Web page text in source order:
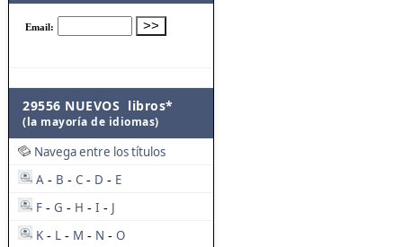
29556 NUEVOS libros*
(la mayoría de idiomas)
Navega entre los títulos
A - B - C - D - E
F - G - H - I - J
K - L - M - N - O